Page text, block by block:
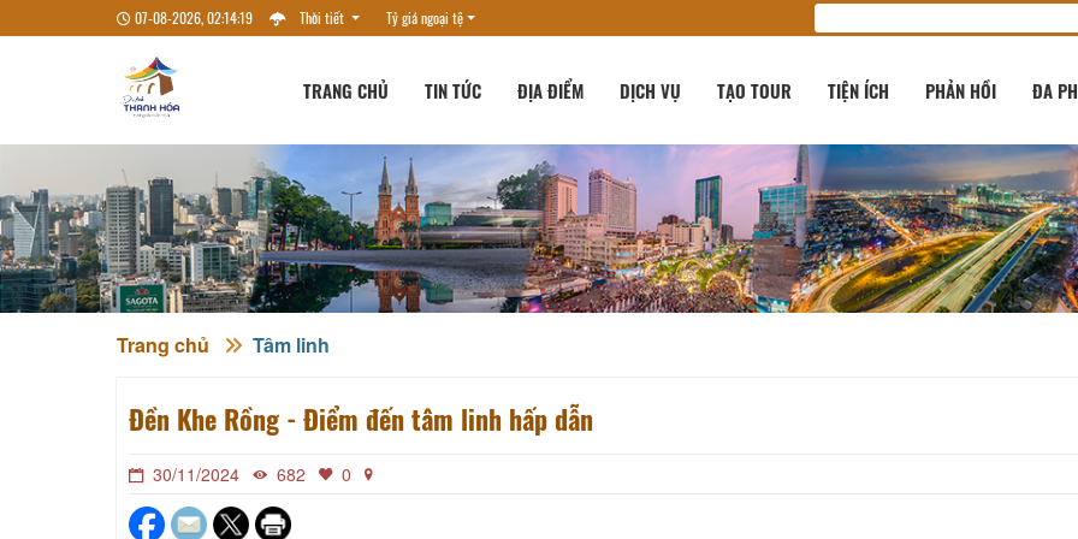
07-08-2026, 02:14:20 Thời tiết Tỷ giá ngoại tệ
TRANG CHỦ TIN TỨC ĐỊA ĐIỂM DỊCH VỤ TẠO TOUR TIỆN ÍCH PHẢN HỒI ĐA
Trang chủ Tâm linh
Đền Khe Rồng - Điểm đến tâm linh hấp dẫn
30/11/2024 682 0